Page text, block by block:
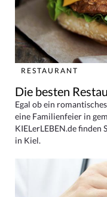
RESTAURANT
Die besten
Egal ob ein
eine Familienfeier in
KIELerLEBEN.de finden
in Kiel.